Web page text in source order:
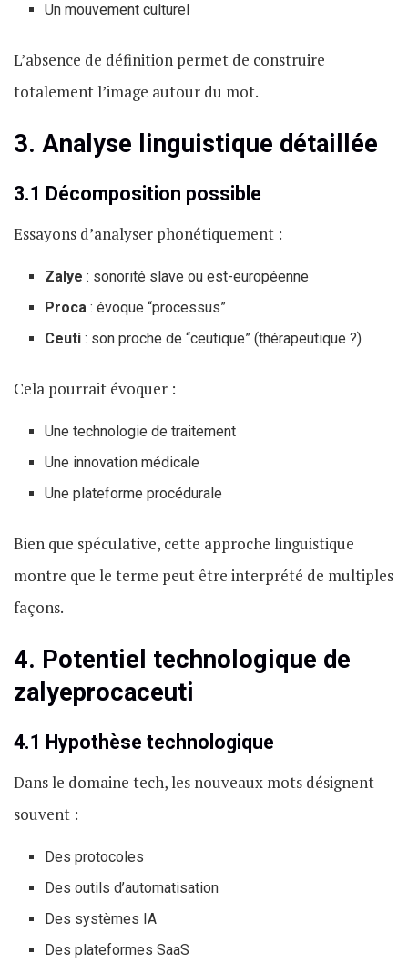
Un mouvement culturel
L’absence de définition permet de construire
totalement l’image autour du mot.
3. Analyse linguistique détaillée
3.1 Décomposition possible
Essayons d’analyser phonétiquement :
Zalye : sonorité slave ou est-européenne
Proca : évoque “processus”
Ceuti : son proche de “ceutique” (thérapeutique ?)
Cela pourrait évoquer :
Une technologie de traitement
Une innovation médicale
Une plateforme procédurale
Bien que spéculative, cette approche linguistique
montre que le terme peut être interprété de multiples
façons.
4. Potentiel technologique de
zalyeprocaceuti
4.1 Hypothèse technologique
Dans le domaine tech, les nouveaux mots désignent
souvent :
Des protocoles
Des outils d’automatisation
Des systèmes IA
Des plateformes SaaS